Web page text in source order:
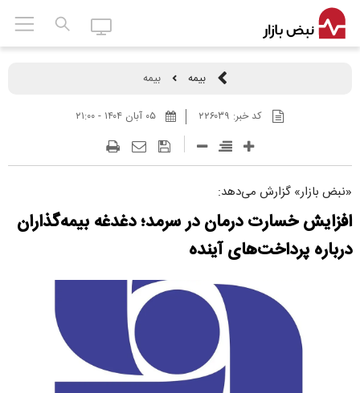
بیمه بیمه
کد خبر: ۲۲۶۰۳۹
«نبض بازار» گزارش می‌دهد:
افزایش خسارت درمان در سرمد؛ دغدغه بیمه‌گذاران
درباره پرداخت‌های آینده